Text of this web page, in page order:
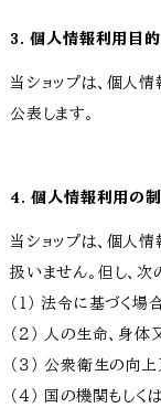
3. 個人情報利用目
当ショップは、個人
公表します。
4. 個人情報利用の
当ショップは、個人
扱いません。但し、次
（１） 法令に基づく場
（２） 人の生命、身
（３） 公衆衛生の向
（４） 国の機関もし